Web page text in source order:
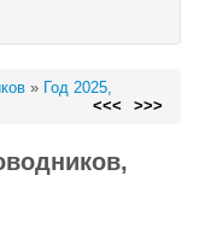
» Год 2025,
<<< >>>